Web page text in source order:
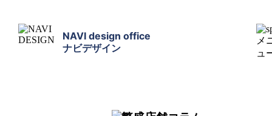
NAVI design office
ナビデザイン